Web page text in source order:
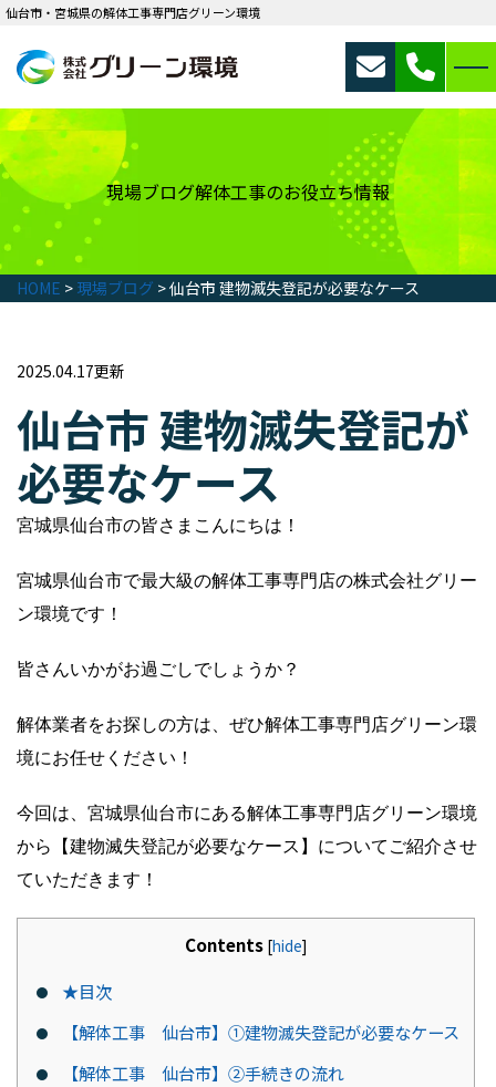
仙台市・宮城県の解体工事専門店グリーン環境
現場ブログ解体工事のお役立ち情報
HOME > 現場ブログ >仙台市 建物滅失登記が必要なケース
2025.04.17更新
仙台市 建物滅失登記が
必要なケース
宮城県仙台市の皆さまこんにちは！
宮城県仙台市で最大級の解体工事専門店の株式会社グリー
ン環境です！
皆さんいかがお過ごしでしょうか？
解体業者をお探しの方は、ぜひ解体工事専門店グリーン環
境にお任せください！
今回は、宮城県仙台市にある解体工事専門店グリーン環境
から【建物滅失登記が必要なケース】についてご紹介させ
ていただきます！
Contents [hide]
★目次
【解体工事 仙台市】①建物滅失登記が必要なケース
【解体工事 仙台市】②手続きの流れ